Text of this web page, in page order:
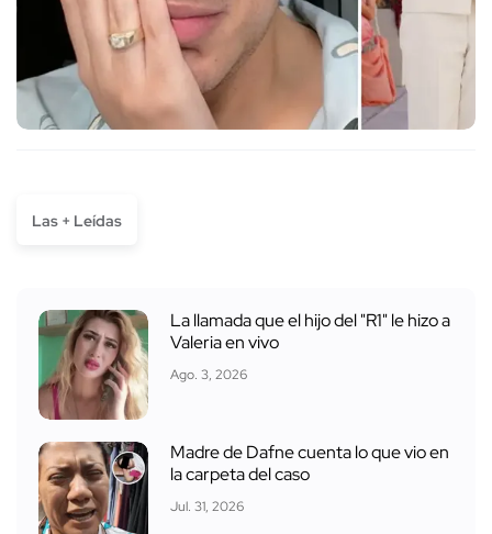
Las + Leídas
La llamada que el hijo del "R1" le hizo a
Valeria en vivo
Ago. 3, 2026
Madre de Dafne cuenta lo que vio en
la carpeta del caso
Jul. 31, 2026